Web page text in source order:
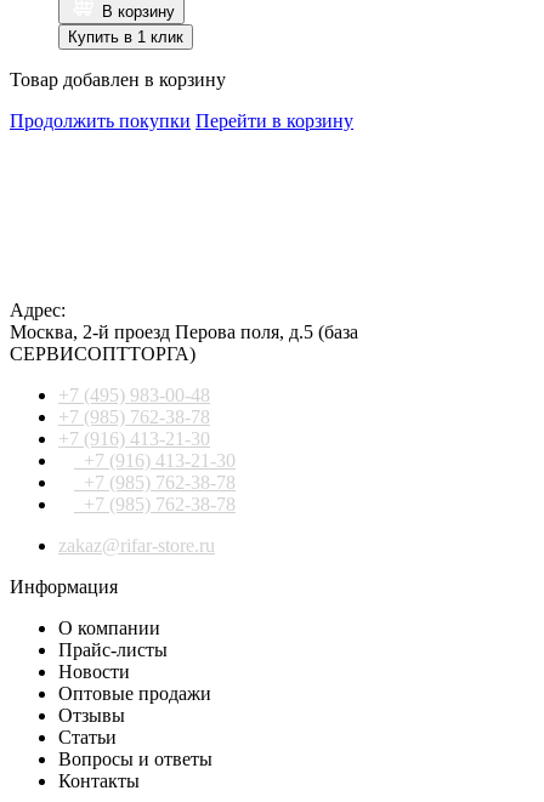
В корзину
Купить в 1 клик
Товар добавлен в корзину
Продолжить покупки Перейти в корзину
Адрес:
Москва, 2-й проезд Перова поля, д.5 (база
СЕРВИСОПТТОРГА)
+7 (495) 983-00-48
+7 (985) 762-38-78
+7 (916) 413-21-30
+7 (916) 413-21-30
+7 (985) 762-38-78
+7 (985) 762-38-78
zakaz@rifar-store.ru
Информация
О компании
Прайс-листы
Новости
Оптовые продажи
Отзывы
Статьи
Вопросы и ответы
Контакты